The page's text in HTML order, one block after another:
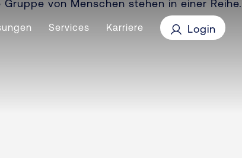
Services Karriere Login